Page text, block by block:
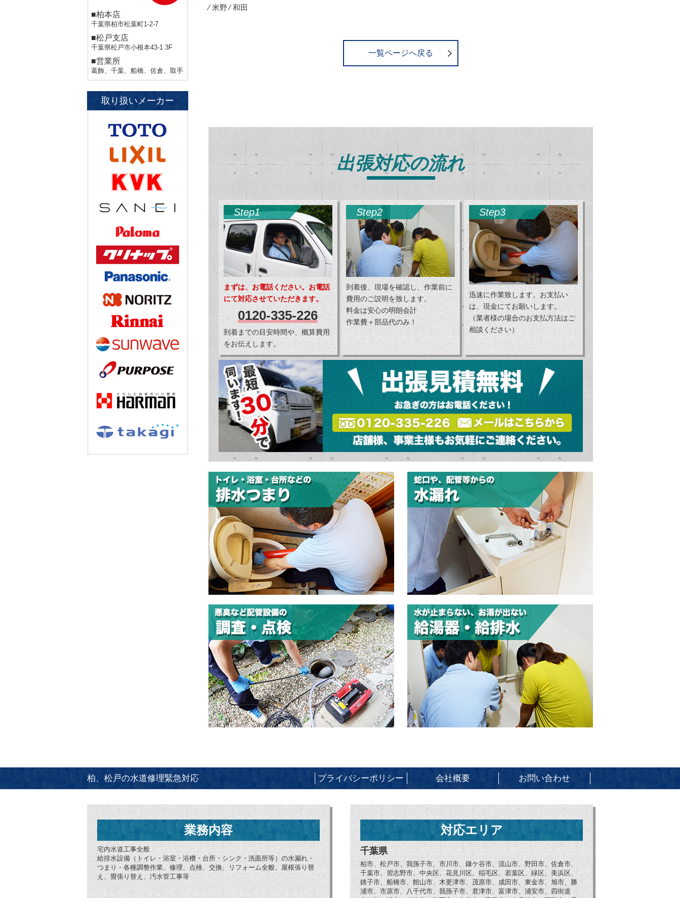
⁄ 米野 ⁄ 和田
一覧ページへ戻る
出張対応の流れ
Step1
まずは、お電話ください。お電話
にて対応させていただきます。
0120-335-226
到着までの目安時間や、概算費用
をお伝えします。
Step2
到着後、現場を確認し、作業前に
費用のご説明を致します。
料金は安心の明朗会計
作業費＋部品代のみ！
Step3
迅速に作業致します。お支払い
は、現金にてお願いします。
（業者様の場合のお支払方法はご
相談ください）
■柏本店
千葉県柏市松葉町1-2-7
■松戸支店
千葉県松戸市小根本43-1 3F
■営業所
葛飾、千葉、船橋、佐倉、取手
取り扱いメーカー
柏、松戸の水道修理緊急対応 プライバシーポリシー 会社概要 お問い合わせ
業務内容
宅内水道工事全般
給排水設備（トイレ・浴室・浴槽・台所・シンク・洗面所等）の水漏れ・
つまり・各種調整作業、修理、点検、交換、リフォーム全般、屋根張り替
え、畳張り替え、汚水管工事等
対応エリア
千葉県
柏市、松戸市、我孫子市、市川市、鎌ケ谷市、流山市、野田市、佐倉市、
千葉市、習志野市、中央区、花見川区、稲毛区、若葉区、緑区、美浜区、
銚子市、船橋市、館山市、木更津市、茂原市、成田市、東金市、旭市、勝
浦市、市原市、八千代市、我孫子市、君津市、富津市、浦安市、四街道